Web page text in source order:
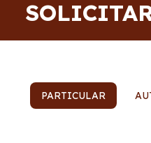
PARTICULAR